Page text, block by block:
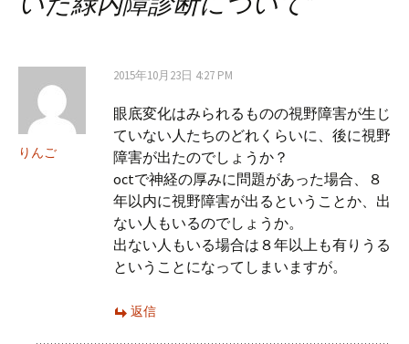
ゲ
ー
シ
りんご
2015年10月23日 4:27 PM
眼底変化はみられるものの視野障害が生じ
ていない人たちのどれくらいに、後に視野
障害が出たのでしょうか？
octで神経の厚みに問題があった場合、８
年以内に視野障害が出るということか、出
ない人もいるのでしょうか。
出ない人もいる場合は８年以上も有りうる
ということになってしまいますが。
返信